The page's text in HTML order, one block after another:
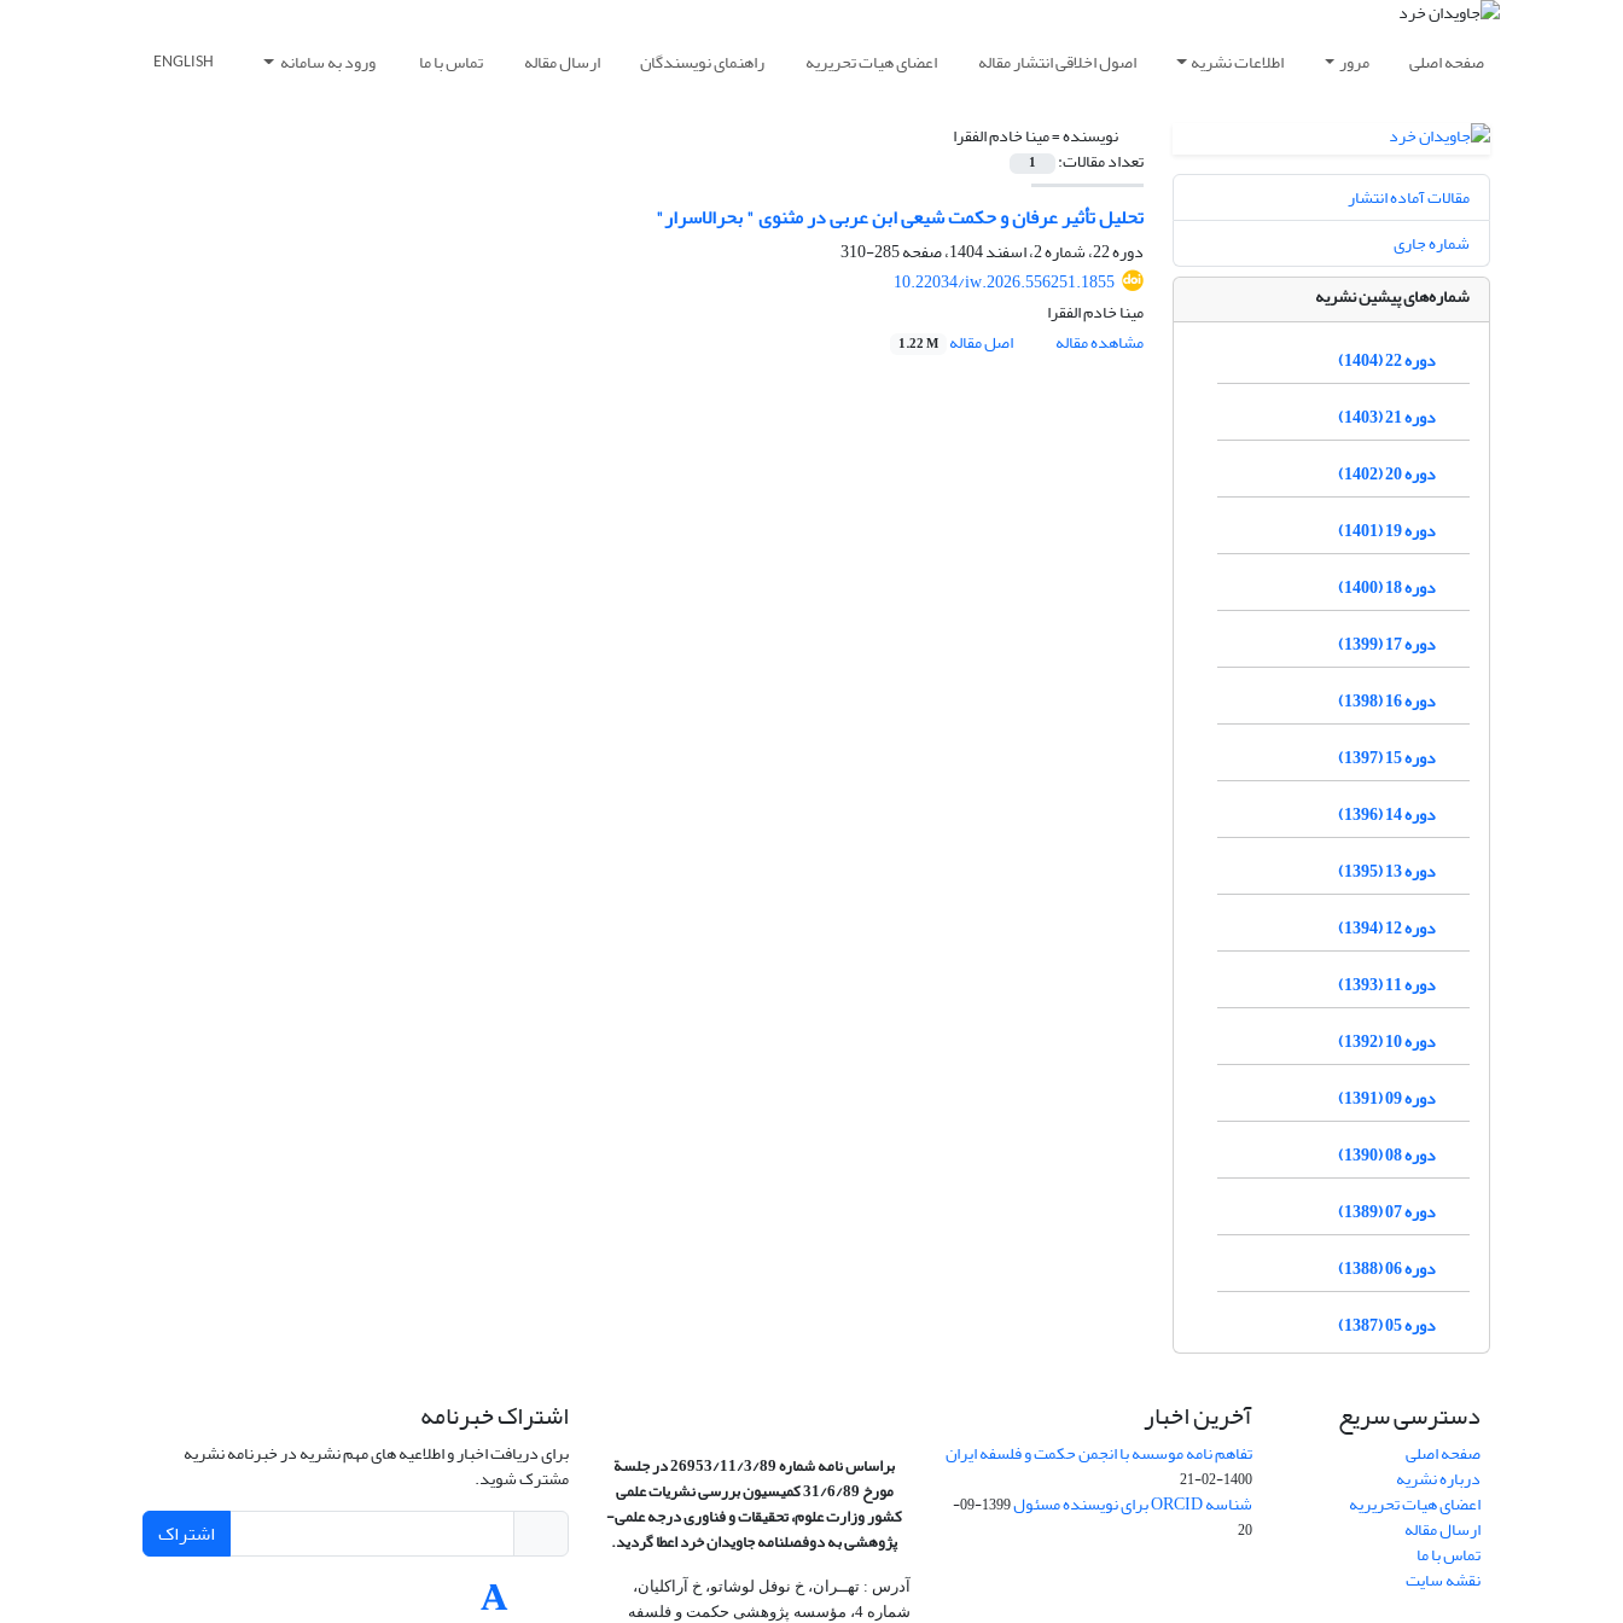
صفحه اصلی مرور اطلاعات نشریه اصول اخلاقی انتشار مقاله اعضای هیات تحریریه راهنمای نویسندگان ارسال مقاله تماس با ما ورود به سامانه ENGLISH
نویسنده =مینا خادم الفقرا
تعداد مقالات: 1
تحلیل تأثیر عرفان و حکمت شیعی ابن عربی در مثنوی " بحرالاسرار"
دوره 22، شماره 2، اسفند 1404، صفحه
285-310
10.22034/iw.2026.556251.1855
مینا خادم الفقرا
مشاهده مقاله
اصل مقاله 1.22 M
مقالات آماده انتشار
شماره جاری
شماره‌های پیشین نشریه
دوره 22 (1404)
دوره 21 (1403)
دوره 20 (1402)
دوره 19 (1401)
دوره 18 (1400)
دوره 17 (1399)
دوره 16 (1398)
دوره 15 (1397)
دوره 14 (1396)
دوره 13 (1395)
دوره 12 (1394)
دوره 11 (1393)
دوره 10 (1392)
دوره 09 (1391)
دوره 08 (1390)
دوره 07 (1389)
دوره 06 (1388)
دوره 05 (1387)
دسترسی سریع
صفحه اصلی
درباره نشریه
اعضای هیات تحریریه
ارسال مقاله
تماس با ما
نقشه سایت
آخرین اخبار
تفاهم نامه موسسه با انجمن حکمت و فلسفه ایران
1400-02-21
شناسه ORCID برای نویسنده مسئول
1399-09-
20
براساس نامه شماره 26953/11/3/89 در جلسة
مورخ 31/6/89 کمیسیون
بررسی نشریات علمی
کشور وزارت علوم، تحقیقات و فناوری درجه علمی‌-
پژوهشیبه دوفصلنامه جاویدان خرد اعطا گردید.
آدرس : تهــران، خ نوفل لوشاتو، خ آراکلیان،
شماره 4،‌ مؤسسه پژوهشی حکمت و فلسفه
اشتراک خبرنامه
برای دریافت اخبار و اطلاعیه های مهم نشریه در خبرنامه نشریه
مشترک شوید.
اشتراک